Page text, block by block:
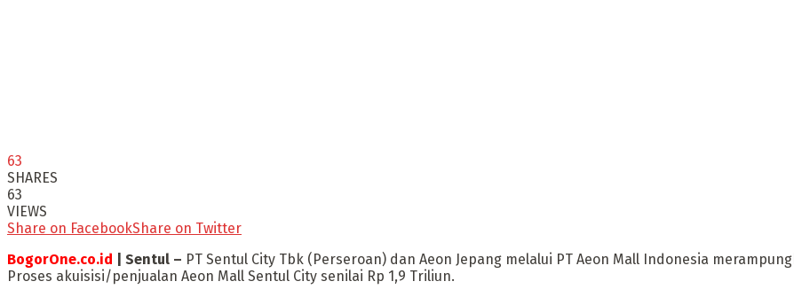
63
SHARES
63
VIEWS
Share on FacebookShare on Twitter
BogorOne.co.id | Sentul – PT Sentul City Tbk (Perseroan) dan Aeon Jepang melalui PT Aeon Mall Indonesia
Proses akuisisi/penjualan Aeon Mall Sentul City senilai Rp 1,9 Triliun.